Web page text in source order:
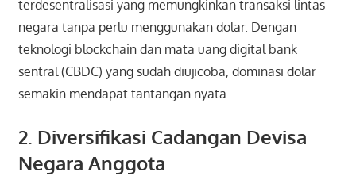
terdesentralisasi yang memungkinkan transaksi lintas
negara tanpa perlu menggunakan dolar. Dengan
teknologi blockchain dan mata uang digital bank
sentral (CBDC) yang sudah diujicoba, dominasi dolar
semakin mendapat tantangan nyata.
2. Diversifikasi Cadangan Devisa
Negara Anggota